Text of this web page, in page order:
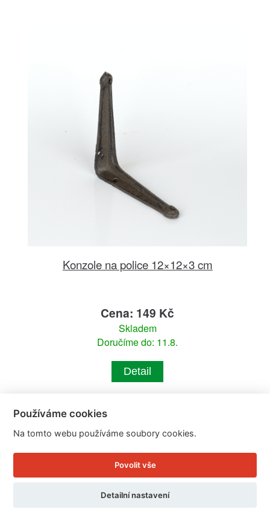
Konzole na police 12×12×3 cm
Cena: 149 Kč
Skladem
Doručíme do: 11.8.
Detail
Používáme cookies
Na tomto webu používáme soubory cookies.
Povolit vše
Detailní nastavení